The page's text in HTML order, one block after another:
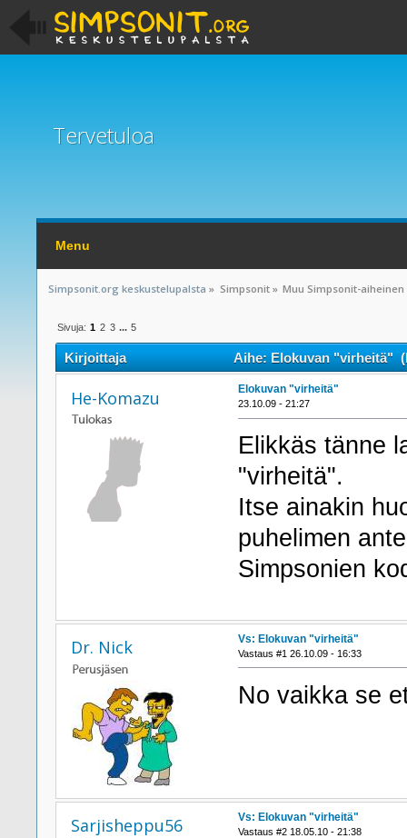
Tervetuloa
Menu
Simpsonit.org keskustelupalsta » Simpsonit» Muu Simpsonit-aiheinen
Sivuja: 1 2 3 ... 5
Kirjoittaja Aihe: Elokuvan "virheitä"
He-Komazu Elokuvan "virheitä"
23.10.09 - 21:27
Elikkäs tänne
"virheitä".
Itse ainakin
puhelimen
Simpsonien
Dr. Nick Vs: Elokuvan "virheitä"
Vastaus #1 26.10.09 - 16:33
No vaikka se
Sarjisheppu56 Vs: Elokuvan "virheitä"
Vastaus #2 18.05.10 - 21:38